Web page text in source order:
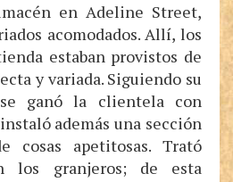
en Adeline Street,
acomodados. Allí, los
estaban provistos de
y variada. Siguiendo su
ganó la clientela con
además una sección
cosas apetitosas. Trató
los granjeros; de esta